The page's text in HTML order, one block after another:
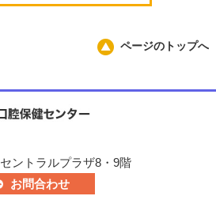
ページのトップへ
ントラルプラザ8・9階
お問合わせ